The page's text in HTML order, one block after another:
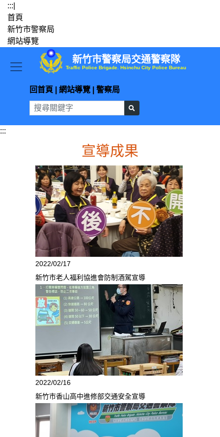
跳到主要內容
:::
首頁
新竹市警察局
網站導覽
新竹市警察局交通警察隊
Traffic Police Brigade. Hsinchu City Police Bureau
回首頁 網站導覽| 警察局
:::
宣導成果
2022/02/17
新竹市老人福利協進會防制酒駕宣導
2022/02/16
新竹市香山高中進修部交通安全宣導